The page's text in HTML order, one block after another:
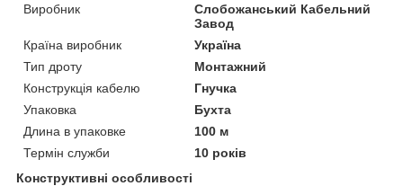
Виробник
Слобожанський Кабельний
Завод
Країна виробник
Україна
Тип дроту
Монтажний
Конструкція кабелю
Гнучка
Упаковка
Бухта
Длина в упаковке
100 м
Термін служби
10 років
Конструктивні особливості